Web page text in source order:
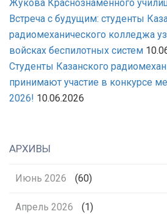
АТТЕСТАТА!
ОРИГИНАЛЫ
АТТЕСТАТОВ
ПРИНИМАЕМ
ДО
15
АВГУСТА!
Жукова Краснознаменного
Встреча с будущим: студенты
радиомеханического колледжа
войсках беспилотных систем
Студенты Казанского
принимают участие в конкурсе
2026! 10.06.2026
АРХИВЫ
Июнь 2026 (60)
Апрель 2026 (1)